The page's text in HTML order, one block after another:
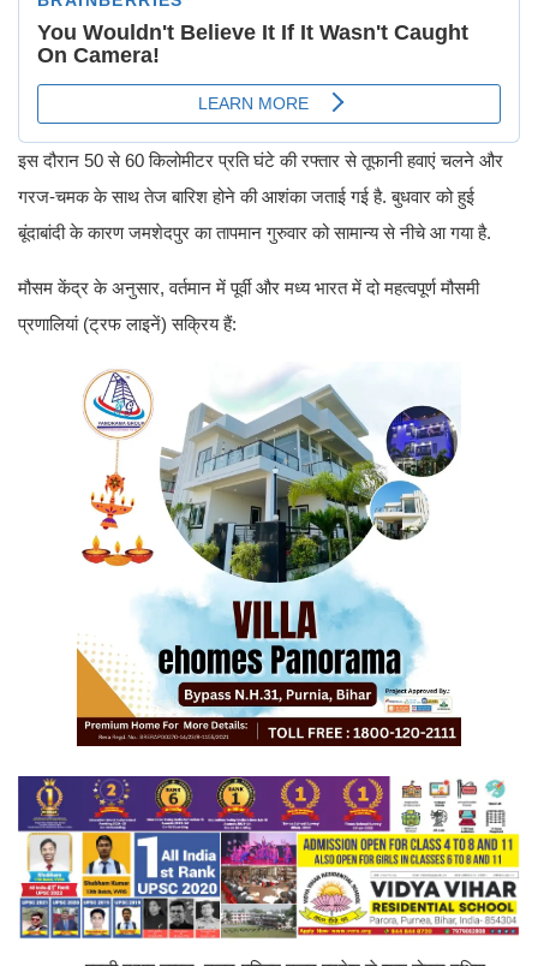
इस दौरान 50 से 60 किलोमीटर प्रति घंटे की रफ्तार से तूफानी हवाएं चलने और
गरज-चमक के साथ तेज बारिश होने की आशंका जताई गई है. बुधवार को हुई
बूंदाबांदी के कारण जमशेदपुर का तापमान गुरुवार को सामान्य से नीचे आ गया है.
मौसम केंद्र के अनुसार, वर्तमान में पूर्वी और मध्य भारत में दो महत्वपूर्ण मौसमी
प्रणालियां (ट्रफ लाइनें) सक्रिय हैं: